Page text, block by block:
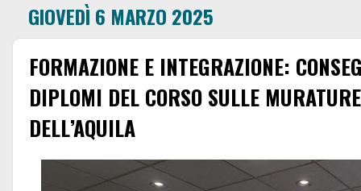
GIOVEDÌ 6 MARZO 2025
FORMAZIONE E INTEGRAZIONE:
DIPLOMI DEL CORSO SULLE
DELL’AQUILA